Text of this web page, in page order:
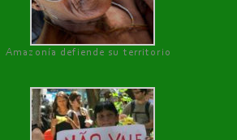
Amazonía defiende su territorio